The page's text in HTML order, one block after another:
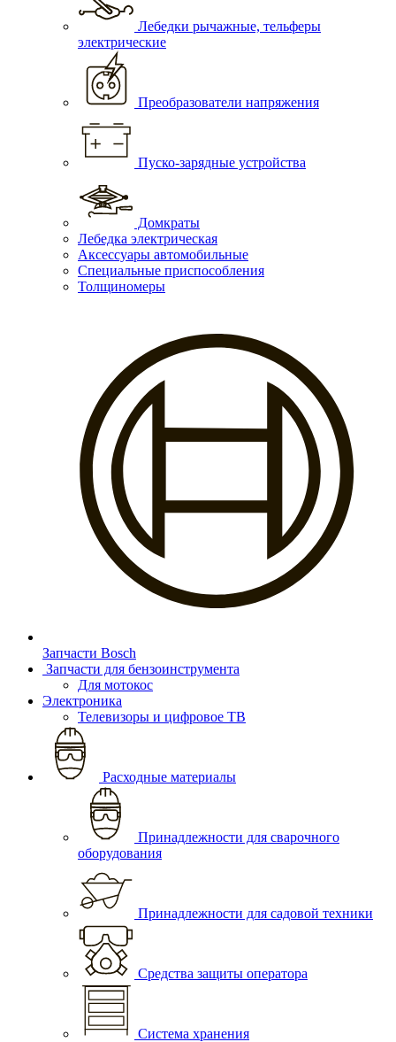
Лебедки рычажные, тельферы
электрические
Преобразователи напряжения
Пуско-зарядные устройства
Домкраты
Лебедка электрическая
Аксессуары автомобильные
Специальные приспособления
Толщиномеры
Запчасти Bosch
Запчасти для бензоинструмента
Для мотокос
Электроника
Телевизоры и цифровое ТВ
Расходные материалы
Принадлежности для сварочного
оборудования
Принадлежности для садовой техники
Средства защиты оператора
Система хранения